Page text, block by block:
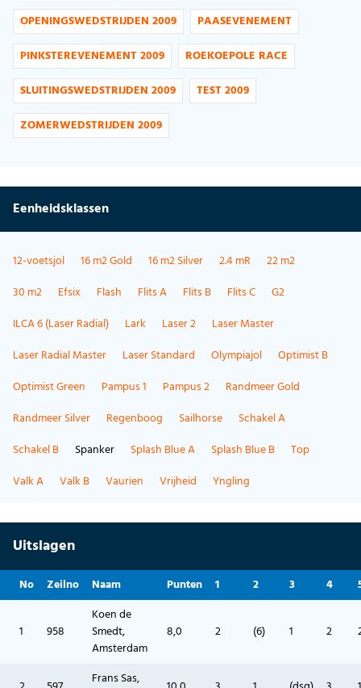
OPENINGSWEDSTRIJDEN 2009
PAASEVENEMENT
PINKSTEREVENEMENT 2009
ROEKOEPOLE RACE
SLUITINGSWEDSTRIJDEN 2009
TEST 2009
ZOMERWEDSTRIJDEN 2009
Eenheidsklassen
12-voetsjol 16 m2 Gold 16 m2 Silver 2.4 mR
22 m2
30 m2
Efsix Flash Flits A Flits B Flits C
G2
ILCA 6 (Laser Radial)
Lark Laser 2
Laser Master
Laser Radial Master
Laser Standard Olympiajol
Optimist B
Optimist Green
Pampus 1 Pampus 2
Randmeer Gold
Randmeer Silver
Regenboog Sailhorse
Schakel A
Schakel B
Spanker Splash Blue A Splash Blue B
Top
Valk A
Valk B Vaurien Vrijheid Yngling
Uitslagen
No Zeilno Naam Punten 1 2 3 4
1 958
Koen de
Smedt,
Amsterdam
8,0 2 (6) 1 2
Frans Sas,